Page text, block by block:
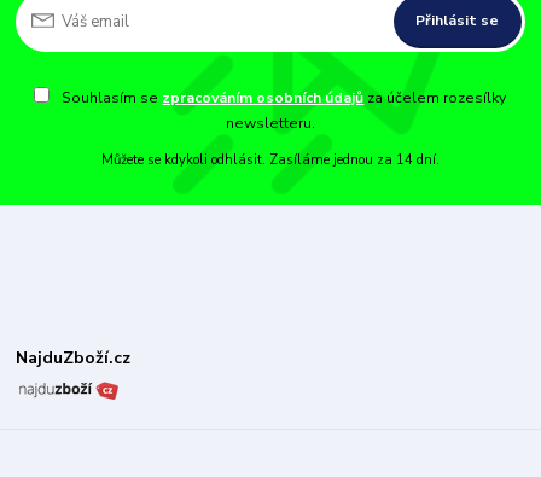
Přihlásit se
Souhlasím se zpracováním osobních údajů za účelem rozesílky
newsletteru.
Můžete se kdykoli odhlásit. Zasíláme jednou za 14 dní.
NajduZboží.cz